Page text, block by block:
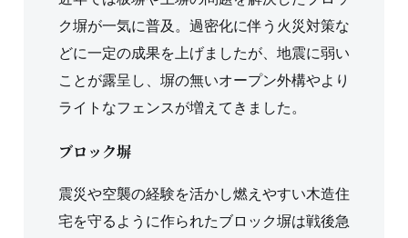
ク塀が一気に普及。過密化に伴う火災対策な
どに一定の成果を上げましたが、地震に弱い
ことが露呈し、塀の無いオープン外構やより
ライトなフェンスが増えてきました。
ブロック塀
震災や空襲の経験を活かし燃えやすい木造住
宅を守るように作られたブロック塀は戦後急